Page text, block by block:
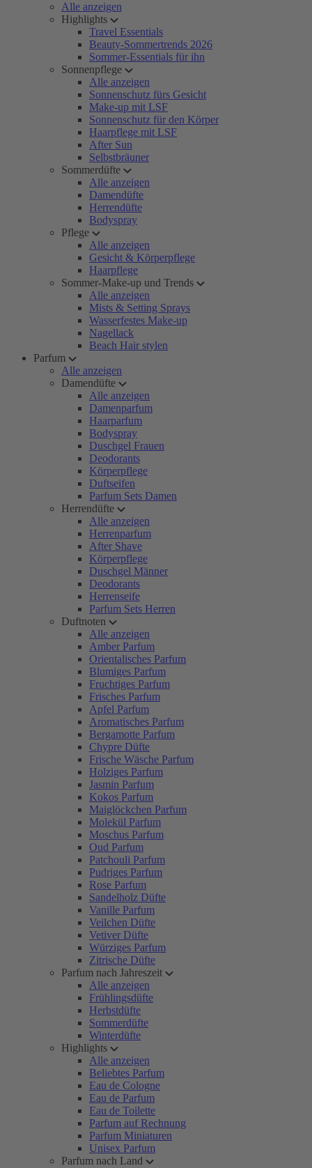
Alle anzeigen
Highlights
Travel Essentials
Beauty-Sommertrends 2026
Sommer-Essentials für ihn
Sonnenpflege
Alle anzeigen
Sonnenschutz fürs Gesicht
Make-up mit LSF
Sonnenschutz für den Körper
Haarpflege mit LSF
After Sun
Selbstbräuner
Sommerdüfte
Alle anzeigen
Damendüfte
Herrendüfte
Bodyspray
Pflege
Alle anzeigen
Gesicht & Körperpflege
Haarpflege
Sommer-Make-up und Trends
Alle anzeigen
Mists & Setting Sprays
Wasserfestes Make-up
Nagellack
Beach Hair stylen
Parfum
Alle anzeigen
Damendüfte
Alle anzeigen
Damenparfum
Haarparfum
Bodyspray
Duschgel Frauen
Deodorants
Körperpflege
Duftseifen
Parfum Sets Damen
Herrendüfte
Alle anzeigen
Herrenparfum
After Shave
Körperpflege
Duschgel Männer
Deodorants
Herrenseife
Parfum Sets Herren
Duftnoten
Alle anzeigen
Amber Parfum
Orientalisches Parfum
Blumiges Parfum
Fruchtiges Parfum
Frisches Parfum
Apfel Parfum
Aromatisches Parfum
Bergamotte Parfum
Chypre Düfte
Frische Wäsche Parfum
Holziges Parfum
Jasmin Parfum
Kokos Parfum
Maiglöckchen Parfum
Molekül Parfum
Moschus Parfum
Oud Parfum
Patchouli Parfum
Pudriges Parfum
Rose Parfum
Sandelholz Düfte
Vanille Parfum
Veilchen Düfte
Vetiver Düfte
Würziges Parfum
Zitrische Düfte
Parfum nach Jahreszeit
Alle anzeigen
Frühlingsdüfte
Herbstdüfte
Sommerdüfte
Winterdüfte
Highlights
Alle anzeigen
Beliebtes Parfum
Eau de Cologne
Eau de Parfum
Eau de Toilette
Parfum auf Rechnung
Parfum Miniaturen
Unisex Parfum
Parfum nach Land